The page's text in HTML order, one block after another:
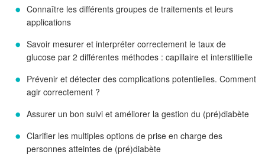
Connaître les différents groupes de traitements et leurs
applications
Savoir mesurer et interpréter correctement le taux de
glucose par 2 différentes méthodes : capillaire et interstitielle
Prévenir et détecter des complications potentielles. Comment
agir correctement ?
Assurer un bon suivi et améliorer la gestion du (pré)diabète
Clarifier les multiples options de prise en charge des
personnes atteintes de (pré)diabète